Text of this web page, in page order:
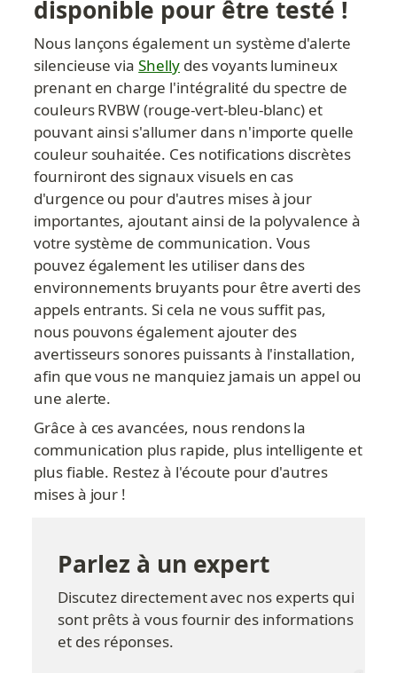
disponible pour être testé !
Nous lançons également un système d'alerte
silencieuse via Shelly des voyants lumineux
prenant en charge l'intégralité du spectre de
couleurs RVBW (rouge-vert-bleu-blanc) et
pouvant ainsi s'allumer dans n'importe quelle
couleur souhaitée. Ces notifications discrètes
fourniront des signaux visuels en cas
d'urgence ou pour d'autres mises à jour
importantes, ajoutant ainsi de la polyvalence à
votre système de communication. Vous
pouvez également les utiliser dans des
environnements bruyants pour être averti des
appels entrants. Si cela ne vous suffit pas,
nous pouvons également ajouter des
avertisseurs sonores puissants à l'installation,
afin que vous ne manquiez jamais un appel ou
une alerte.
Grâce à ces avancées, nous rendons la
communication plus rapide, plus intelligente et
plus fiable. Restez à l'écoute pour d'autres
mises à jour !
Parlez à un expert
Discutez directement avec nos experts qui
sont prêts à vous fournir des informations
et des réponses.